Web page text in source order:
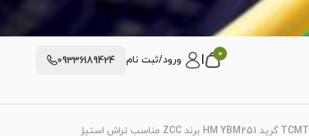
0 ورود/ثبت نام 09336189424